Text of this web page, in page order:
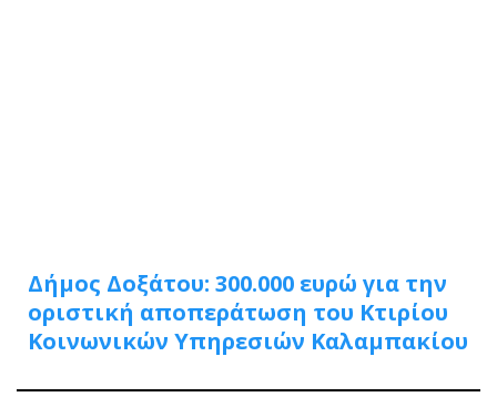
Δήμος Δοξάτου: 300.000 ευρώ για την
οριστική αποπεράτωση του Κτιρίου
Κοινωνικών Υπηρεσιών Καλαμπακίου